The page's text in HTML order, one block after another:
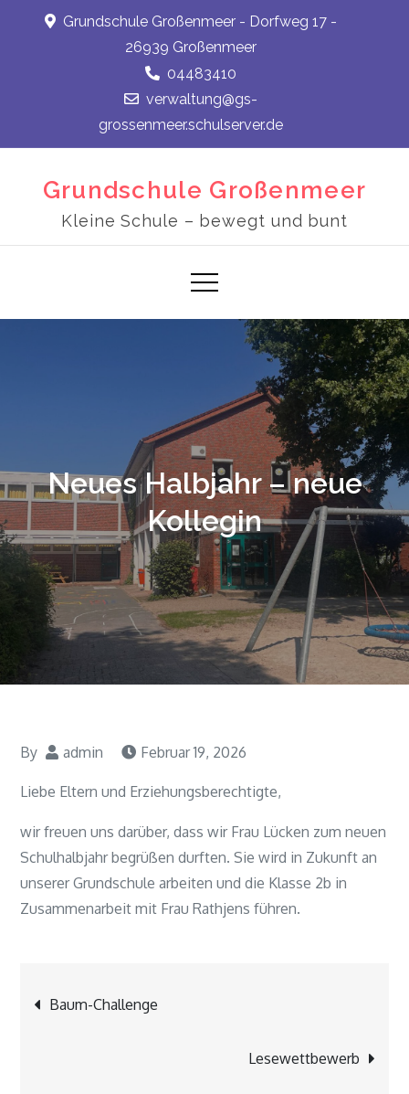
Grundschule Großenmeer - Dorfweg 17 -
26939 Großenmeer
04483410
verwaltung@gs-
grossenmeer.schulserver.de
Grundschule Großenmeer
Kleine Schule – bewegt und bunt
Neues Halbjahr – neue
Kollegin
By admin Februar 19, 2026
Liebe Eltern und Erziehungsberechtigte,
wir freuen uns darüber, dass wir Frau Lücken zum neuen
Schulhalbjahr begrüßen durften. Sie wird in Zukunft an
unserer Grundschule arbeiten und die Klasse 2b in
Zusammenarbeit mit Frau Rathjens führen.
Beitragsnavigation
Baum-Challenge
Lesewettbewerb